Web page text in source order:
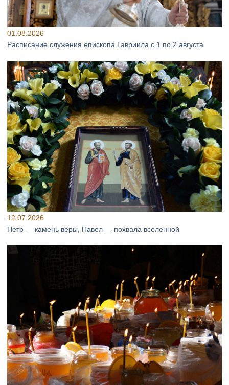
01.08.2026
Расписание служения епископа Гавриила с 1 по 2 августа
12.07.2026
Петр — камень веры, Павел — похвала вселенной